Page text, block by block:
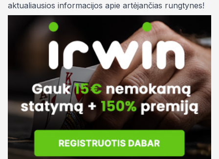
aktualiausios informacijos apie artėjančias rungtynes!